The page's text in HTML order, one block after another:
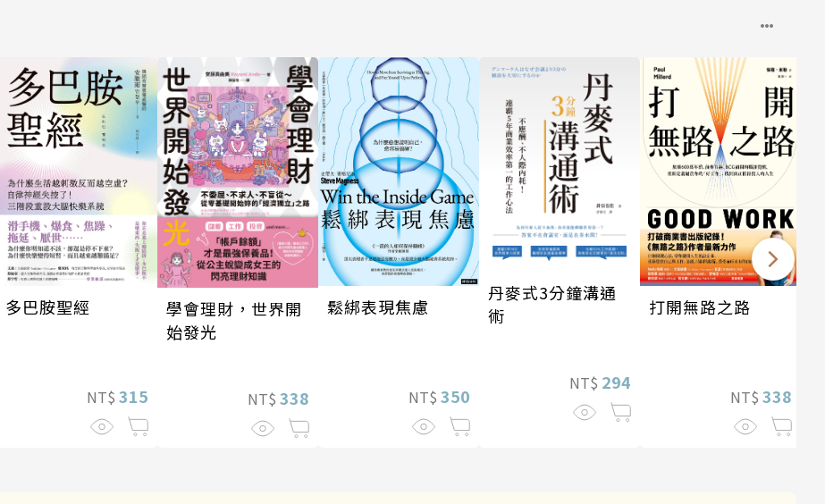
多巴胺聖經
NT$ 315
學會理財，世界開
始發光
NT$ 338
鬆綁表現焦慮
NT$ 350
丹麥式3分鐘溝通
術
NT$ 294
打開無路之路
NT$ 338